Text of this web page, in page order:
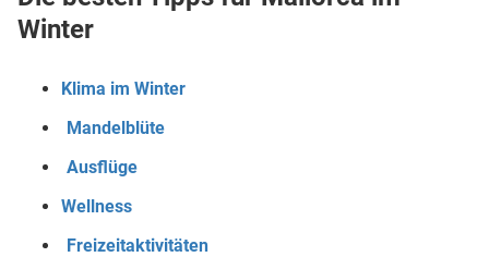
Winter
Klima im Winter
Mandelblüte
Ausflüge
Wellness
Freizeitaktivitäten